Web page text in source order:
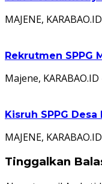
MAJENE,
Rekrutmen SPPG
Majene,
Kisruh SPPG
MAJENE,
Tinggalkan